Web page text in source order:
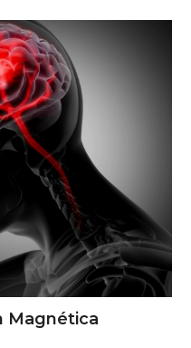
Magnética